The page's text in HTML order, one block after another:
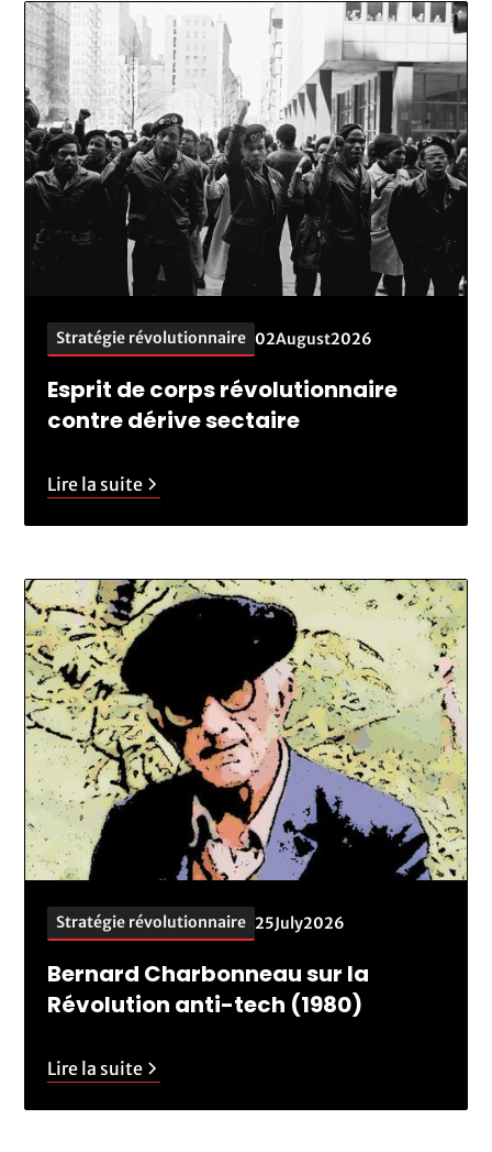
Stratégie révolutionnaire 02August2026
Esprit de corps révolutionnaire
contre dérive sectaire
Lire la suite
Stratégie révolutionnaire 25July2026
Bernard Charbonneau sur la
Révolution anti-tech (1980)
Lire la suite